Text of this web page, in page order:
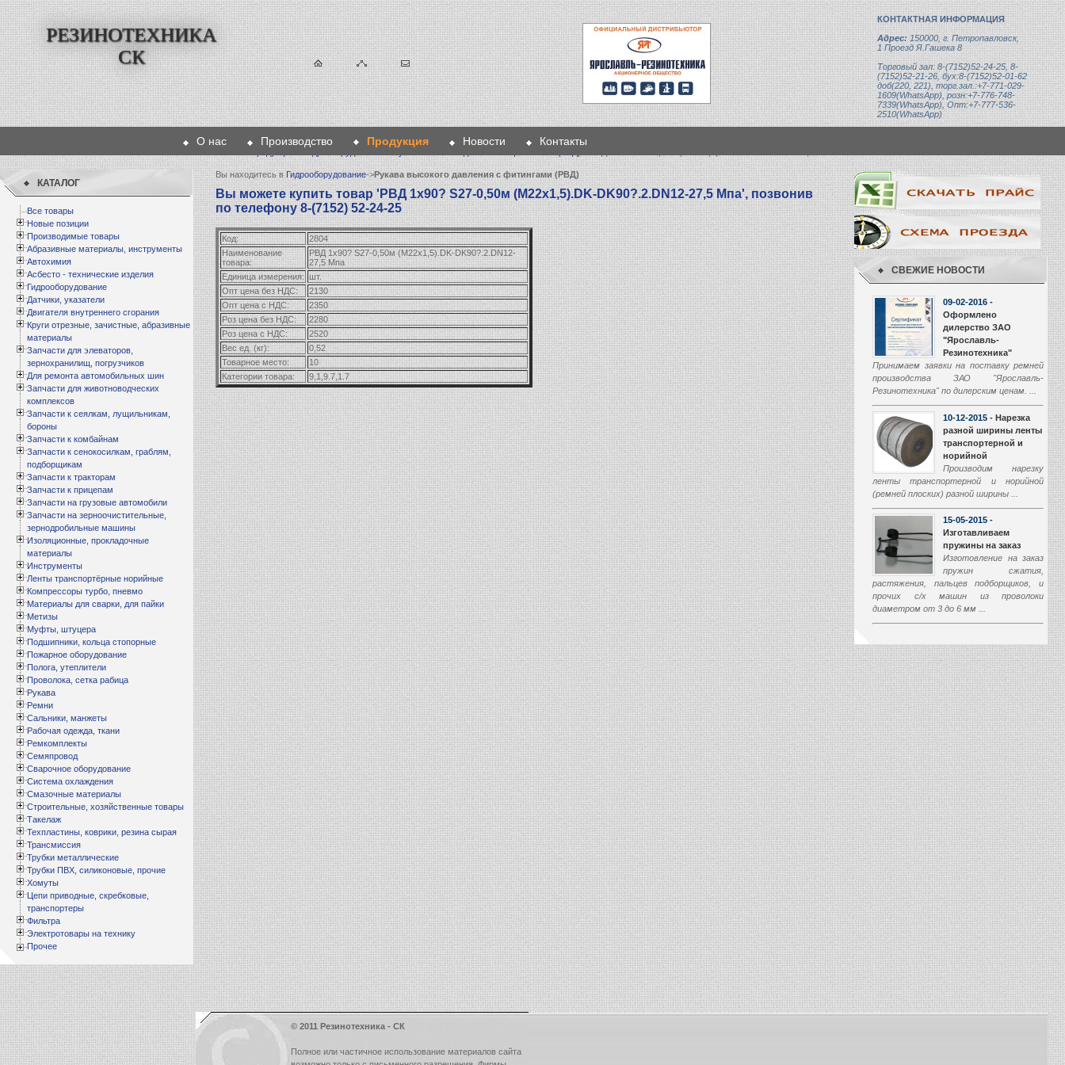
РЕЗИНОТЕХНИКА
СК
КОНТАКТНАЯ ИНФОРМАЦИЯ
Адрес:150000, г. Петропавловск,
1 Проезд Я.Гашека 8
Торговый зал: 8-(7152)52-24-25, 8-
(7152)52-21-26, бух:8-(7152)52-01-62
доб(220, 221), торг.зал.:+7-771-029-
1609(WhatsApp), розн:+7-776-748-
7339(WhatsApp), Опт:+7-777-536-
2510(WhatsApp)
О нас Производство Продукция Новости Контакты
КАТАЛОГ
Все товары
Новые позиции
Производимые товары
Абразивные материалы, инструменты
Автохимия
Асбесто - технические изделия
Гидрооборудование
Датчики, указатели
Двигателя внутреннего сгорания
Круги отрезные, зачистные, абразивные
материалы
Запчасти для элеваторов,
зернохранилищ, погрузчиков
Для ремонта автомобильных шин
Запчасти для животноводческих
комплексов
Запчасти к сеялкам, лущильникам,
бороны
Запчасти к комбайнам
Запчасти к сенокосилкам, граблям,
подборщикам
Запчасти к тракторам
Запчасти к прицепам
Запчасти на грузовые автомобили
Запчасти на зерноочистительные,
зернодробильные машины
Изоляционные, прокладочные
материалы
Инструменты
Ленты транспортёрные норийные
Компрессоры турбо, пневмо
Материалы для сварки, для пайки
Метизы
Муфты, штуцера
Подшипники, кольца стопорные
Пожарное оборудование
Полога, утеплители
Проволока, сетка рабица
Рукава
Ремни
Сальники, манжеты
Рабочая одежда, ткани
Ремкомплекты
Семяпровод
Сварочное оборудование
Система охлаждения
Смазочные материалы
Строительные, хозяйственные товары
Такелаж
Техпластины, коврики, резина сырая
Трансмиссия
Трубки металлические
Трубки ПВХ, силиконовые, прочие
Хомуты
Цепи приводные, скребковые,
транспортеры
Фильтра
Электротовары на технику
Прочее
Вы находитесь вГидрооборудование->Рукава высокого давления с фитингами (РВД)
Вы можете купить товар 'РВД 1х90? S27-0,50м (М22х1,5).DK-DK90?.2.DN12-27,5 Мпа', позвонив
по телефону 8-(7152) 52-24-25
Код:
2804
Наименование
товара:
РВД 1х90? S27-0,50м (М22х1,5).DK-DK90?.2.DN12-
27,5 Мпа
Единица измерения: шт.
Опт цена без НДС:
2130
Опт цена с НДС:
2350
Роз цена без НДС:
2280
Роз цена с НДС:
2520
Вес ед. (кг):
0,52
Товарное место:
10
Категории товара:
9,1,9.7,1.7
СВЕЖИЕ НОВОСТИ
09-02-2016 -
Оформлено
дилерство ЗАО
"Ярославль-
Резинотехника"
Принимаем заявки на поставку ремней
производства ЗАО "Ярославль-
Резинотехника" по дилерским ценам. ...
10-12-2015 - Нарезка
разной ширины ленты
транспортерной и
норийной
Производим нарезку
ленты транспортерной и норийной
(ремней плоских) разной ширины ...
15-05-2015 -
Изготавливаем
пружины на заказ
Изготовление на заказ
пружин сжатия,
растяжения, пальцев подборщиков, и
прочих с/х машин из проволоки
диаметром от 3 до 6 мм ...
Производство
транспортеров
наклонной камеры
Начали производство
транспортеров наклонной камеры (ТНК)
комбайнов Енисей, Нива. ...
13-01-2024 -
Изготовление сетки
рабица
Изготавливаем сетку
рабица под заказ по
заданным размерам ...
© 2011 Резинотехника - СК
Полное или частичное использование материалов сайта